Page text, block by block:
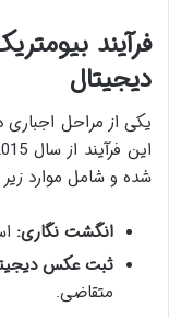
فرآیند
دیجیتال
یکی از مراحل
شده و شامل موارد
انگشت نگاری:
ثبت عکس
متقاضی.